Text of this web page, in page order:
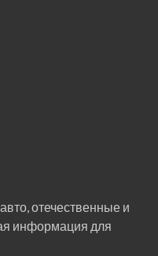
отечественные и
информация для